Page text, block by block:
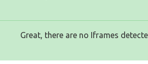
Great, there are no Iframes